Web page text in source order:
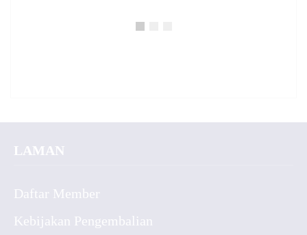
LAMAN
Daftar Member
Kebijakan Pengembalian